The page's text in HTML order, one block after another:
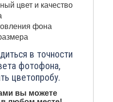
цвет и качество
фона
в точности
фотофона,
цветопробу.
вы можете